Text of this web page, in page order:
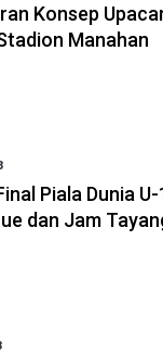
Konsep
Manahan
Piala Dunia
dan Jam